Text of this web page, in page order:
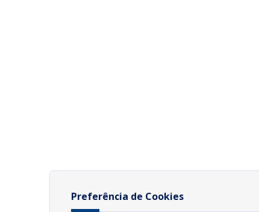
Preferência de Cookies